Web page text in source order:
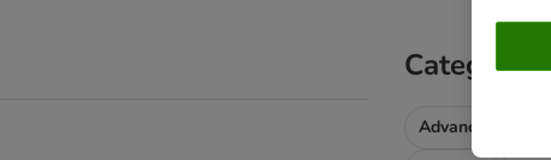
Advance